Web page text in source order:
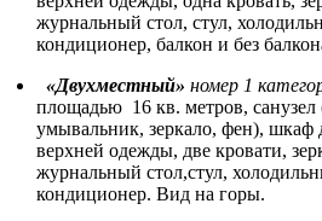
журнальный стол, стул,
кондиционер, балкон и без
«Двухместный» номер 1
площадью 16 кв. метров, санузел
умывальник, зеркало, фен), шкаф
верхней одежды, две кровати,
журнальный стол,стул,
кондиционер. Вид на горы.